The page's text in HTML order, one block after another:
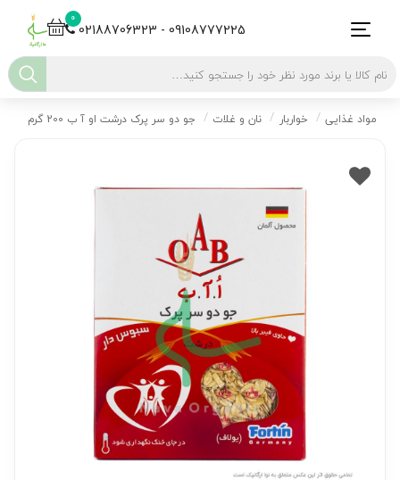
0
02188706323 - 09108777225
مواد غذایی خواربار نان و غلات جو دو سر پرک درشت او آ ب 200 گرم